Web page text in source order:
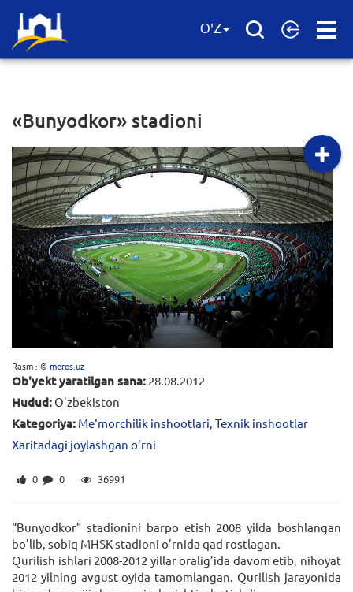
Open
O'Z
«Bunyodkor» stadioni
Rasm : ©meros.uz
Ob'yekt yaratilgan sana: 28.08.2012
Hudud: O'zbekiston
Kategoriya: Me‘morchilik inshootlari, Texnik inshootlar
Xaritadagi joylashgan o'rni
0 0 36991
“Bunyodkor” stadionini barpo etish 2008 yilda boshlangan
bo’lib, sobiq MHSK stadioni o’rnida qad rostlagan.
Qurilish ishlari 2008-2012 yillar oralig’ida davom etib, nihoyat
2012 yilning avgust oyida tamomlangan. Qurilish jarayonida